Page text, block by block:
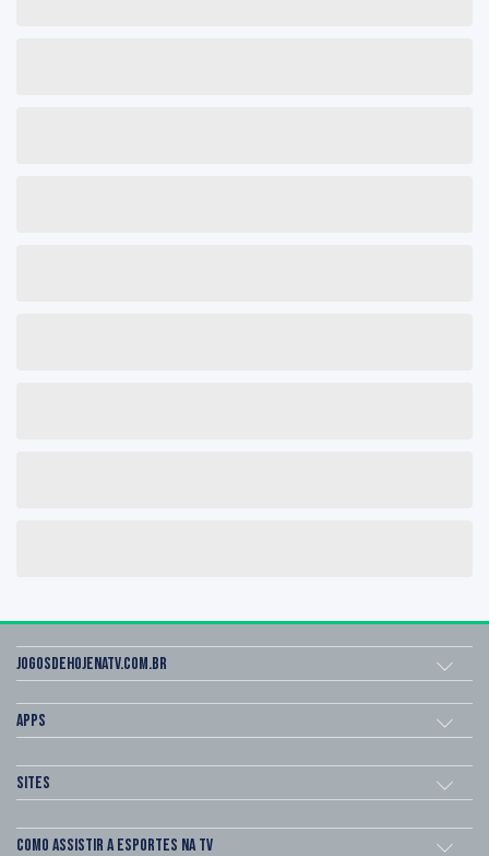
Jogosdehojenatv.com.br
Apps
Sites
Como assistir a esportes na TV